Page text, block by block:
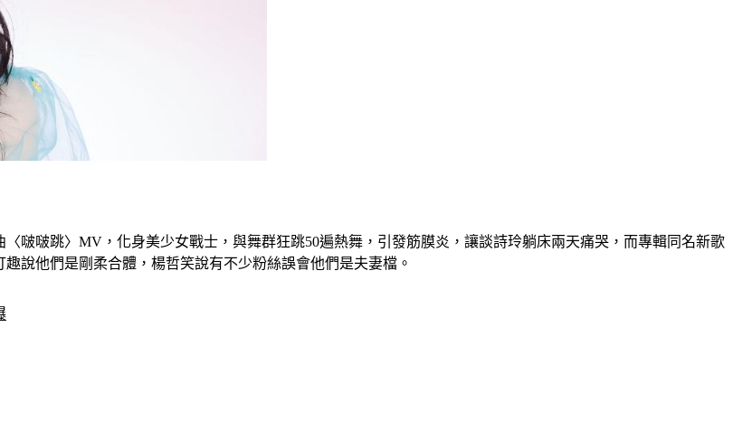
啵啵跳〉MV，化身美少女戰士，與舞群狂跳50遍熱舞，引發筋膜炎，讓談詩玲躺床兩天痛哭，而專輯同名新歌
說他們是剛柔合體，楊哲笑說有不少粉絲誤會他們是夫妻檔。